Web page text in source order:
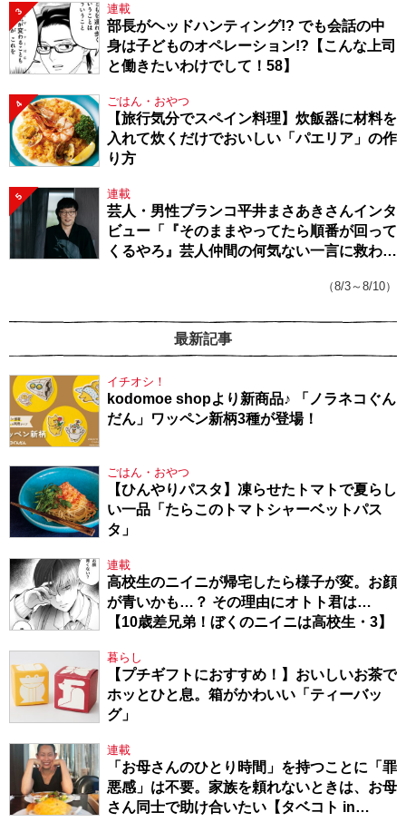
3 連載
部長がヘッドハンティング!? でも会話の中
身は子どものオペレーション!?【こんな上司
と働きたいわけでして！58】
4 ごはん・おやつ
【旅行気分でスペイン料理】炊飯器に材料を
入れて炊くだけでおいしい「パエリア」の作
り方
5 連載
芸人・男性ブランコ平井まさあきさんインタ
ビュー「『そのままやってたら順番が回って
くるやろ』芸人仲間の何気ない一言に救われ
（8/3～8/10）
最新記事
イチオシ！
kodomoe shopより新商品♪ 「ノラネコぐん
だん」ワッペン新柄3種が登場！
ごはん・おやつ
【ひんやりパスタ】凍らせたトマトで夏らし
い一品「たらこのトマトシャーベットパス
タ」
連載
高校生のニイニが帰宅したら様子が変。お顔
が青いかも…？ その理由にオトト君は…
【10歳差兄弟！ぼくのニイニは高校生・3】
暮らし
【プチギフトにおすすめ！】おいしいお茶で
ホッとひと息。箱がかわいい「ティーバッ
グ」
連載
「お母さんのひとり時間」を持つことに「罪
悪感」は不要。家族を頼れないときは、お母
さん同士で助け合いたい【タベコト in